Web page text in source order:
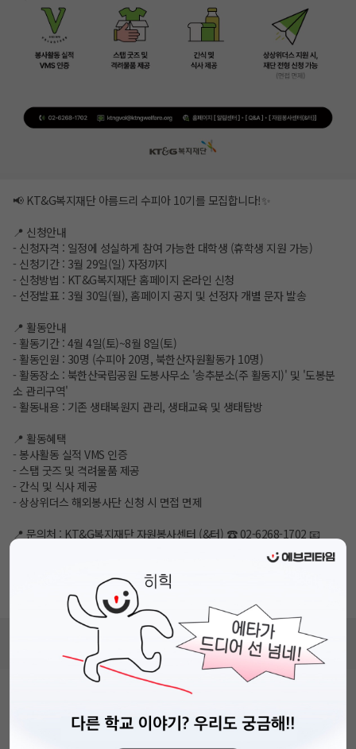
📢 KT&G복지재단 아름드리 수피아 10기를 모집합니다!✨
📍 신청안내
- 신청자격 : 일정에 성실하게 참여 가능한 대학생 (휴학생 지원 가능)
- 신청기간 : 3월 29일(일) 자정까지
- 신청방법 : KT&G복지재단 홈페이지 온라인 신청
- 선정발표 : 3월 30일(월), 홈페이지 공지 및 선정자 개별 문자 발송
📍 활동안내
- 활동기간 : 4월 4일(토)~8월 8일(토)
- 활동인원 : 30명 (수피아 20명, 북한산자원활동가 10명)
- 활동장소 : 북한산국립공원 도봉사무소 '송추분소(주 활동지)' 및 '도봉분
소 관리구역'
- 활동내용 : 기존 생태복원지 관리, 생태교육 및 생태탐방
📍 활동혜택
- 봉사활동 실적 VMS 인증
- 스탭 굿즈 및 격려물품 제공
- 간식 및 식사 제공
- 상상위더스 해외봉사단 신청 시 면접 면제
📍 문의처 : KT&G복지재단 자원봉사센터 (&터) ☎ 02-6268-1702 📧
👉 더 자세한 내용은 <공고 포스터> 또는 <KT&G복지재단 홈페이지-자원
봉사센터(&터)-프로그램 신청> 해당 게시글에서 확인하세요!
서울특별시 마포구 양화로 113, 5층
사업자등록번호 : 572-87-02009